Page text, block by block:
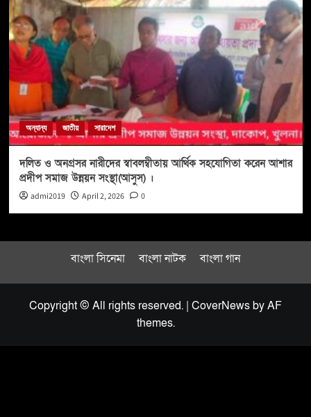
অন্যান্য জাতীয় সারাদেশ
দলিত ও অনগ্রসর নারীদের স্বাবলম্বীতায় আর্থিক সহযোগিতা করেন আশার
প্রদীপ সমাজ উন্নয়ন সংস্থা(আসুস) ।
admi2019 April 2, 2026 0
বাংলা সিনেমা বাংলা নাটক বাংলা গান
Copyright © All rights reserved. | CoverNewsby AF
themes.